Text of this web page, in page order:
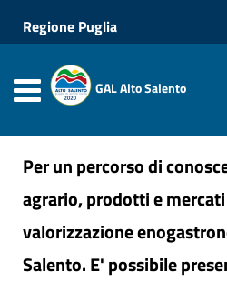
Regione Puglia
GAL Alto Salento
Per un percorso di
agrario, prodotti e
valorizzazione
Salento. E' possibile